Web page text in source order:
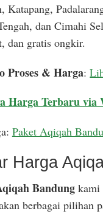
Katapang,
dan Cimahi
dan gratis ongkir.
Proses & Harga:
Harga Terbaru via
Paket Aqiqah
Harga
Bandungkami
berbagai pilihan